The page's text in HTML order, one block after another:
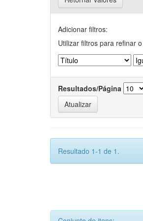
Adicionar filtros:
Utilizar filtros para refinar
Resultados/Página
Resultado 1-1 de 1.